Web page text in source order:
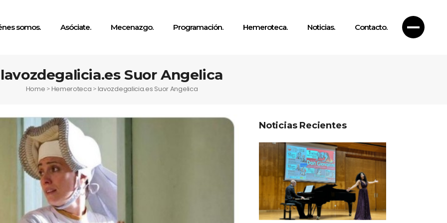
somos. Asóciate. Mecenazgo. Programación. Hemeroteca. Noticias. Contacto.
lavozdegalicia.es Suor Angelica
Home >Hemeroteca >lavozdegalicia.es Suor Angelica
Noticias Recientes